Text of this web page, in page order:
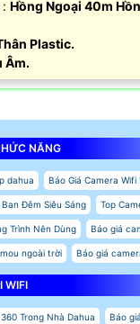
Hồng Ngoại 40m
Plastic.
Âm.
NĂNG
dahua Báo Giá Camera Wifi
Đêm Siêu Sáng Top
Trình Nên Dùng Báo giá
ngoài trời Báo giá
WIFI
Trong Nhà Dahua Báo